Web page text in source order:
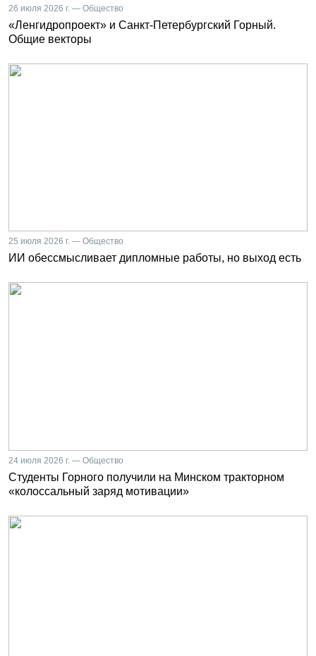
26 июля 2026 г. — Общество
«Ленгидропроект» и Санкт-Петербургский Горный.
Общие векторы
25 июля 2026 г. — Общество
ИИ обессмысливает дипломные работы, но выход есть
24 июля 2026 г. — Общество
Студенты Горного получили на Минском тракторном
«колоссальный заряд мотивации»